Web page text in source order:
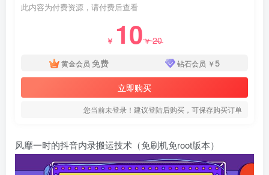
此内容为付费资源，请付费后查看
￥ 10￥20
黄金会员 免费 钻石会员 ￥5
立即购买
您当前未登录！建议登陆后购买，可保存购买订单
风靡一时的抖音内录搬运技术（免刷机免root版本）